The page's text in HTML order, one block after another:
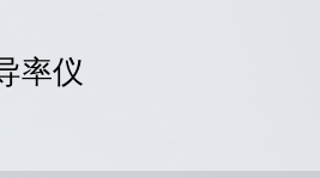
率仪